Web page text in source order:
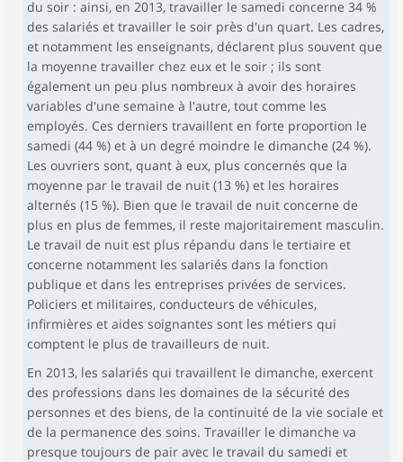
du soir : ainsi, en 2013, travailler le samedi concerne 34 %
des salariés et travailler le soir près d'un quart. Les cadres,
et notamment les enseignants, déclarent plus souvent que
la moyenne travailler chez eux et le soir ; ils sont
également un peu plus nombreux à avoir des horaires
variables d'une semaine à l'autre, tout comme les
employés. Ces derniers travaillent en forte proportion le
samedi (44 %) et à un degré moindre le dimanche (24 %).
Les ouvriers sont, quant à eux, plus concernés que la
moyenne par le travail de nuit (13 %) et les horaires
alternés (15 %). Bien que le travail de nuit concerne de
plus en plus de femmes, il reste majoritairement masculin.
Le travail de nuit est plus répandu dans le tertiaire et
concerne notamment les salariés dans la fonction
publique et dans les entreprises privées de services.
Policiers et militaires, conducteurs de véhicules,
infirmières et aides soignantes sont les métiers qui
comptent le plus de travailleurs de nuit.
En 2013, les salariés qui travaillent le dimanche, exercent
des professions dans les domaines de la sécurité des
personnes et des biens, de la continuité de la vie sociale et
de la permanence des soins. Travailler le dimanche va
presque toujours de pair avec le travail du samedi et